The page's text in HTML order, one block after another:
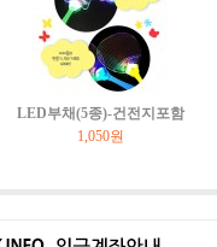
LED부채(5종)-건전지포함
1,050원